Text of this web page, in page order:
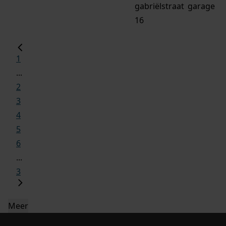
gabriëlstraat
16
garage
1
...
2
3
4
5
6
...
3
Meer